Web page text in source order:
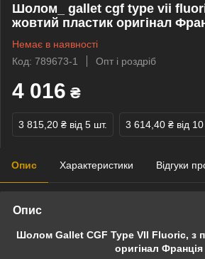
Шолом_ gallet cgf type vii
жовтий пластик оригінал
Немає в наявності
Код: 789673-1
Опт і роздріб
4 016 ₴
3 815,20 ₴ від 5 шт. 3 614,40 ₴ від
Опис Характеристики Відгуки
Опис
Шолом Gallet CGF Type VII Fluoric, з
оригінал Франція